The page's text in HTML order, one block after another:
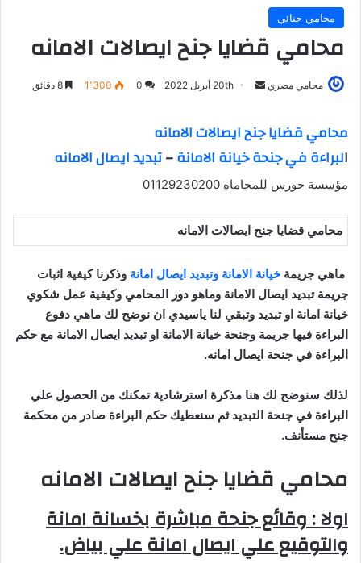
محامي جنائي
محامي قضايا جنح ايصالات الامانه
محامي مصري
أرسل 20th أبريل 2022 0 1٬300
محامي قضايا جنح ايصالات الامانه
البراءة في جنحة خيانة الامانة–تبديد ايصال الامانه
مؤسسة حورس للمحاماه 01129230200
محامي قضايا جنح ايصالات الامانه
ماهي جريمة خيانة الامانة وتبديد ايصال امانة وذكرنا كيفية اثبات
جريمة تبديد ايصال الامانة وماهو دور المحامي وكيفية عمل شكوي
خيانة امانة او تبديد وتبقي لنا ياسيدي ان نوضح لك ماهي دفوع
البراءة فيها جريمة وجنحة خيانة الامانة او تبديد ايصال الامانة مع حكم
البراءة في جنحة ايصال امانه.
لذلك سنوضح لك هنا مذكرة استرشادية تمكنك من الحصول علي
البراءة في جنحة التبديد ثم سنعطيك حكم البراءة صادر من محكمة
جنح مستأنف.
محامي قضايا جنح ايصالات الامانه
اولا : وقائع جنحة مباشرة بخسانة امانة
والتوقيع علي ايصال امانة علي بياض.